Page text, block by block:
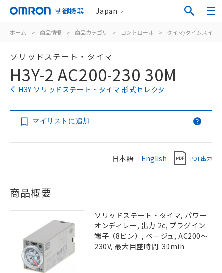
制御機器 Japan
ホーム > 商品情報 > 商品カテゴリ > コントロール > タイマ/タイムスイッ
ソリッドステート・タイマ
H3Y-2 AC200-230 30M
H3Y ソリッドステート・タイマ 形式セレクタ
マイリストに追加
日本語 English PDF出力
商品概要
ソリッドステート・タイマ, パワー
オンディレー, 出力 2c, プラグイン
端子（8ピン）, ベージュ, AC200～
230V, 最大目盛時間: 30min